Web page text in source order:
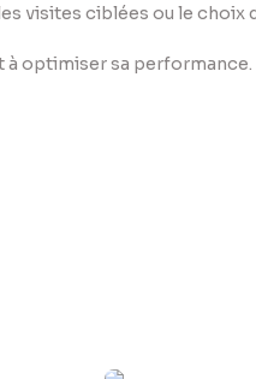
visites ciblées ou le choix
à optimiser sa performance.